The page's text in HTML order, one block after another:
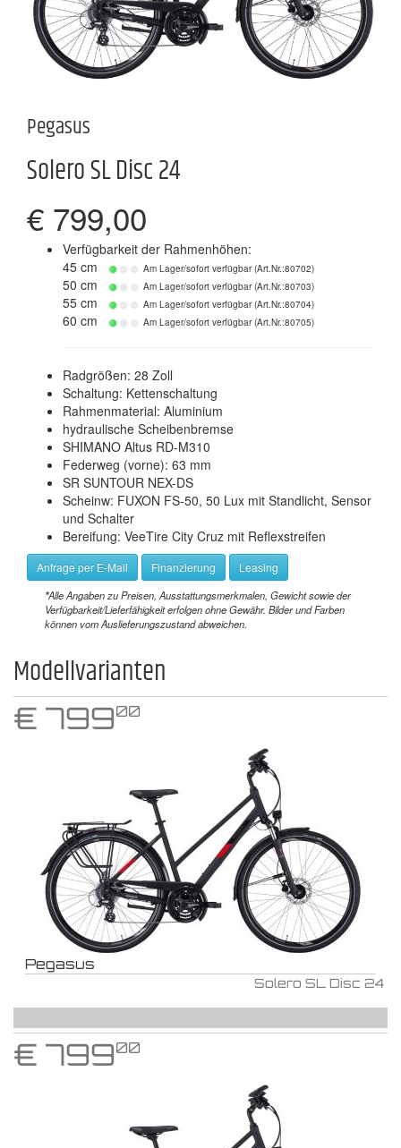
Pegasus
Solero SL Disc 24
€ 799,00
Verfügbarkeit der Rahmenhöhen:
45 cm
Am Lager/sofort verfügbar (Art.Nr.:80702)
50 cm Am Lager/sofort verfügbar (Art.Nr.:80703)
55 cm Am Lager/sofort verfügbar (Art.Nr.:80704)
60 cm Am Lager/sofort verfügbar (Art.Nr.:80705)
Radgrößen: 28 Zoll
Schaltung: Kettenschaltung
Rahmenmaterial: Aluminium
hydraulische Scheibenbremse
SHIMANO Altus RD-M310
Federweg (vorne): 63 mm
SR SUNTOUR NEX-DS
Scheinw: FUXON FS-50, 50 Lux mit Standlicht, Sensor
und Schalter
Bereifung: VeeTire City Cruz mit Reflexstreifen
Anfrage per E-Mail Finanzierung Leasing
*Alle Angaben zu Preisen, Ausstattungsmerkmalen, Gewicht sowie der
Verfügbarkeit/Lieferfähigkeit erfolgen ohne Gewähr. Bilder und Farben
können vom Auslieferungszustand abweichen.
Modellvarianten
€ 79900
Pegasus
Solero SL Disc 24
€ 79900